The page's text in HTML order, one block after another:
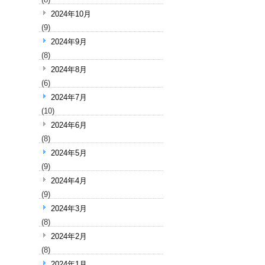
2024年10月
(9)
2024年9月
(8)
2024年8月
(6)
2024年7月
(10)
2024年6月
(8)
2024年5月
(9)
2024年4月
(9)
2024年3月
(8)
2024年2月
(8)